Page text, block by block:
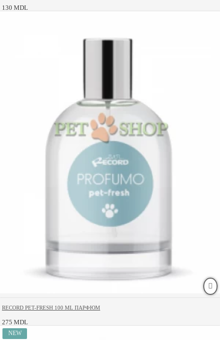
130 MDL
RECORD PET-FRESH 100 ML ПАРФЮМ
275 MDL